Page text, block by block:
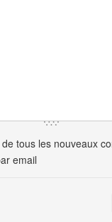
tous les nouveaux
email